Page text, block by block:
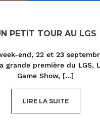
PETIT TOUR AU LGS
end, 22 et 23
grande première du LGS,
Game Show, [...]
LIRE LA SUITE